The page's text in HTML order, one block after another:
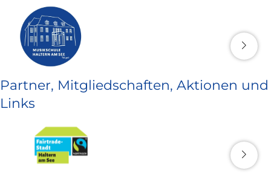
Partner, Mitgliedschaften, Aktionen und
Links